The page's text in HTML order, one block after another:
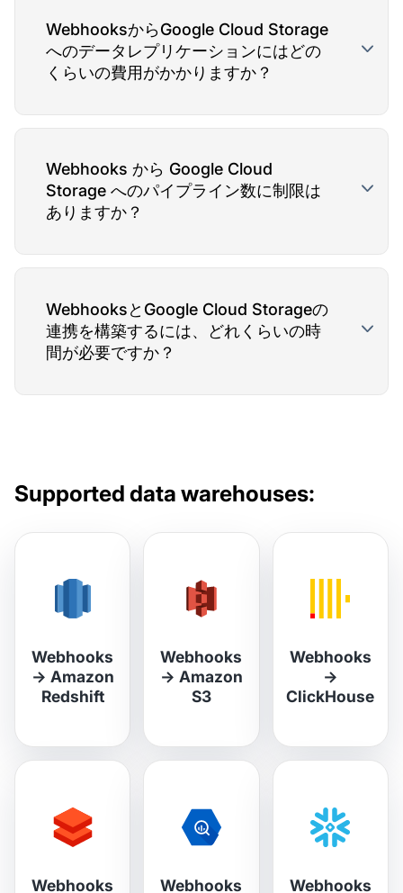
WebhooksからGoogle Cloud Storage
へのデータレプリケーションにはどの
くらいの費用がかかりますか？
Webhooks から Google Cloud
Storage へのパイプライン数に制限は
ありますか？
WebhooksとGoogle Cloud Storageの
連携を構築するには、どれくらいの時
間が必要ですか？
Supported data warehouses:
Webhooks
→ Amazon
Redshift
Webhooks
→ Amazon
S3
Webhooks
→
ClickHouse
Webhooks
Webhooks
Webhooks